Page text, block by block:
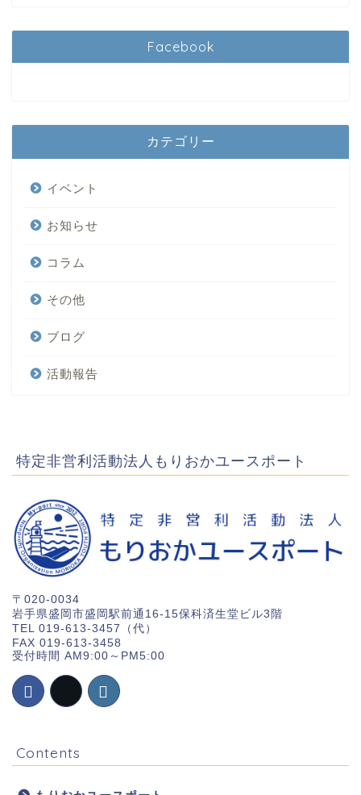
Facebook
カテゴリー
イベント
お知らせ
コラム
その他
ブログ
活動報告
特定非営利活動法人もりおかユースポート
〒020-0034
岩手県盛岡市盛岡駅前通16-15保科済生堂ビル3階
TEL 019-613-3457（代）
FAX 019-613-3458
受付時間 AM9:00～PM5:00
Contents